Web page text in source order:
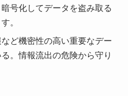
号化してデータを盗み取る
。
ど機密性の高い重要なデー
。情報流出の危険から守り